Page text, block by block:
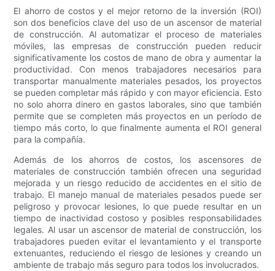
El ahorro de costos y el mejor retorno de la inversión (ROI)
son dos beneficios clave del uso de un ascensor de material
de construcción. Al automatizar el proceso de materiales
móviles, las empresas de construcción pueden reducir
significativamente los costos de mano de obra y aumentar la
productividad. Con menos trabajadores necesarios para
transportar manualmente materiales pesados, los proyectos
se pueden completar más rápido y con mayor eficiencia. Esto
no solo ahorra dinero en gastos laborales, sino que también
permite que se completen más proyectos en un período de
tiempo más corto, lo que finalmente aumenta el ROI general
para la compañía.
Además de los ahorros de costos, los ascensores de
materiales de construcción también ofrecen una seguridad
mejorada y un riesgo reducido de accidentes en el sitio de
trabajo. El manejo manual de materiales pesados ​​puede ser
peligroso y provocar lesiones, lo que puede resultar en un
tiempo de inactividad costoso y posibles responsabilidades
legales. Al usar un ascensor de material de construcción, los
trabajadores pueden evitar el levantamiento y el transporte
extenuantes, reduciendo el riesgo de lesiones y creando un
ambiente de trabajo más seguro para todos los involucrados.